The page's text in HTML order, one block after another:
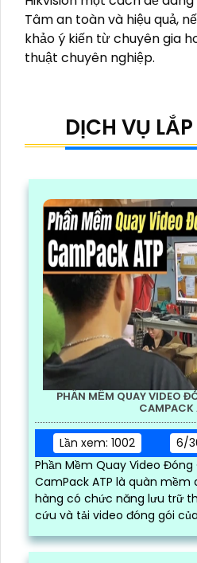
Tâm an toàn và hiệu quả,
khảo ý kiến từ chuyên gia
thuật chuyên nghiệp.
DỊCH VỤ
PHẦN MỀM QUAY VIDEO
CAMPACK
Lần xem: 1002
6/
Phần Mềm Quay Video Đóng
CamPack ATP là quàn mềm
hàng có chức năng lưu trữ
cứu và tải video đóng gói
và nhanh chóng